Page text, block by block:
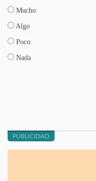
Mucho
Algo
Poco
Nada
PUBLICIDAD